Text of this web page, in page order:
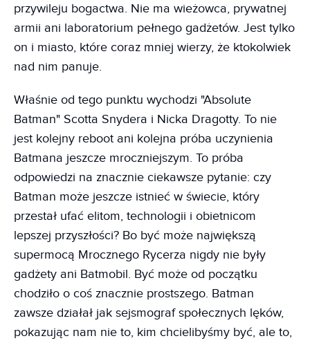
przywileju bogactwa. Nie ma wieżowca, prywatnej
armii ani laboratorium pełnego gadżetów. Jest tylko
on i miasto, które coraz mniej wierzy, że ktokolwiek
nad nim panuje.
Właśnie od tego punktu wychodzi "Absolute
Batman" Scotta Snydera i Nicka Dragotty. To nie
jest kolejny reboot ani kolejna próba uczynienia
Batmana jeszcze mroczniejszym. To próba
odpowiedzi na znacznie ciekawsze pytanie: czy
Batman może jeszcze istnieć w świecie, który
przestał ufać elitom, technologii i obietnicom
lepszej przyszłości? Bo być może największą
supermocą Mrocznego Rycerza nigdy nie były
gadżety ani Batmobil. Być może od początku
chodziło o coś znacznie prostszego. Batman
zawsze działał jak sejsmograf społecznych lęków,
pokazując nam nie to, kim chcielibyśmy być, ale to,